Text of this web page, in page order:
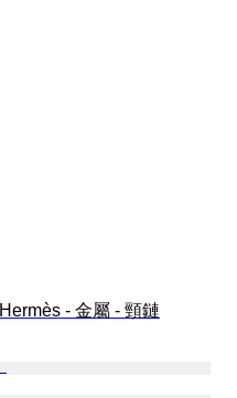
Hermès - 金屬 - 頸鏈